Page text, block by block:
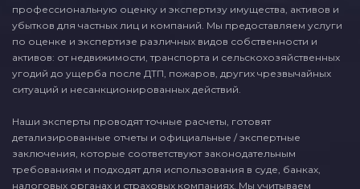
профессиональную оценку и экспертизу имущества, активов и
убытков для частных лиц и компаний. Мы предоставляем услуги
по оценке и экспертизе различных видов собственности и
активов: от недвижимости, транспорта и сельскохозяйственных
угодий до ущерба после ДТП, пожаров, других чрезвычайных
ситуаций и несанкционированных действий.
Наши эксперты проводят точные расчеты, готовят
детализированные отчеты и официальные / экспертные
заключения, которые соответствуют законодательным
требованиям и подходят для использования в суде, банках,
налоговых органах и страховых компаниях. Мы учитываем